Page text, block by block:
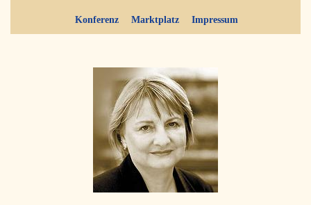
Konferenz Marktplatz Impressum